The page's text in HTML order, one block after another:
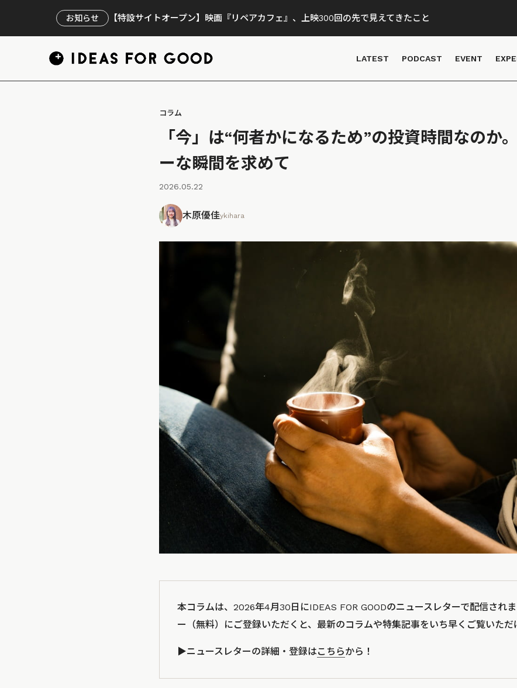
お知らせ 【特設サイトオープン】映画『リペアカフェ』、上映300回の先で見えてきたこと
LATEST PODCAST EVENT
コラム
「今」は“何者かになるため”の投資時間なのか
ーな瞬間を求めて
2026.05.22
木原優佳ykihara
本コラムは、2026年4月30日にIDEAS FOR GOODのニュースレターで配信され
ー（無料）にご登録いただくと、最新のコラムや特集記事をいち早くご覧いただ
▶️ニュースレターの詳細・登録はこちらから！